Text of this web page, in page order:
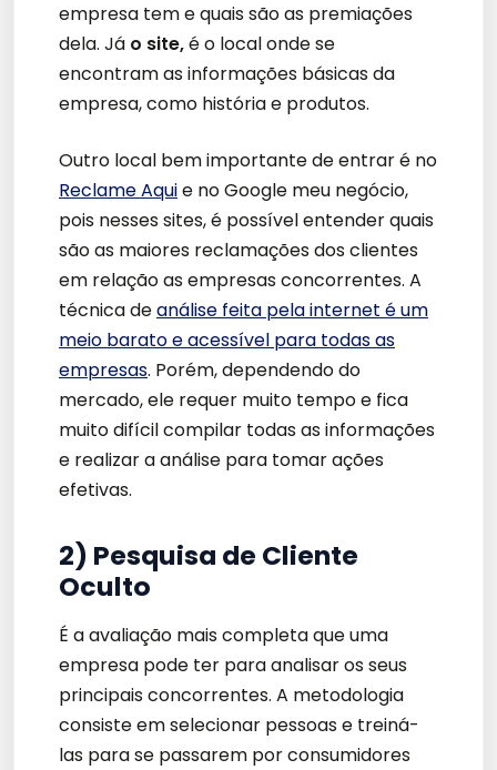
empresa tem e quais são as premiações
dela. Já o site,é o local onde se
encontram as informações básicas da
empresa, como história e produtos.
Outro local bem importante de entrar é no
Reclame Aquie no Google meu negócio,
pois nesses sites, é possível entender quais
são as maiores reclamações dos clientes
em relação as empresas concorrentes. A
técnica deanálise feita pela internet é um
meio barato e acessível para todas as
empresas. Porém, dependendo do
mercado, ele requer muito tempo e fica
muito difícil compilar todas as informações
e realizar a análise para tomar ações
efetivas.
2) Pesquisa de Cliente
Oculto
É a avaliação mais completa que uma
empresa pode ter para analisar os seus
principais concorrentes. A metodologia
consiste em selecionar pessoas e treiná-
las para se passarem por consumidores